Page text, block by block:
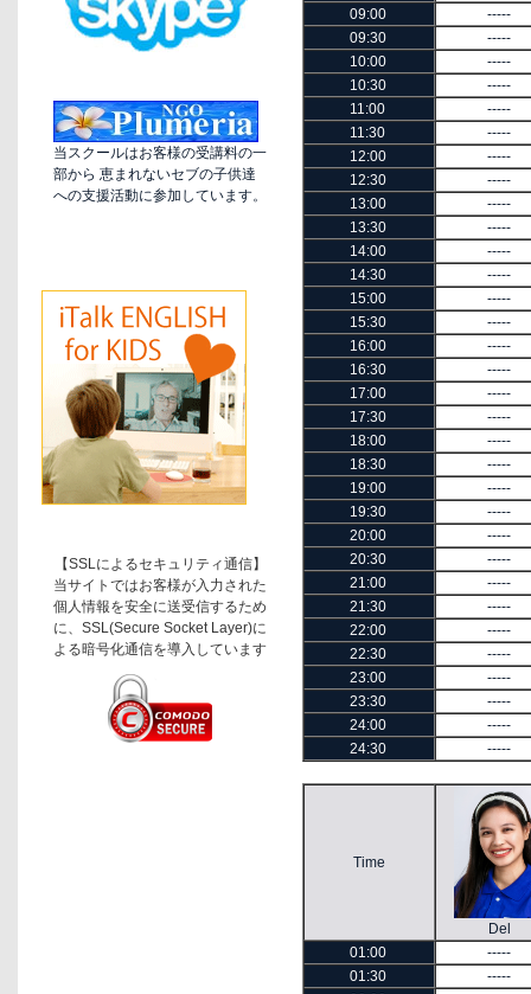
当スクールはお客様の受講料の一
部から 恵まれないセブの子供達
への支援活動に参加しています。
【SSLによるセキュリティ通信】
当サイトではお客様が入力された
個人情報を安全に送受信するため
に、SSL(Secure Socket Layer)に
よる暗号化通信を導入しています
09:00
-----
09:30
-----
10:00
-----
10:30
-----
11:00
-----
11:30
-----
12:00
-----
12:30
-----
13:00
-----
13:30
-----
14:00
-----
14:30
-----
15:00
-----
15:30
-----
16:00
-----
16:30
-----
17:00
-----
17:30
-----
18:00
-----
18:30
-----
19:00
-----
19:30
-----
20:00
-----
20:30
-----
21:00
-----
21:30
-----
22:00
-----
22:30
-----
23:00
-----
23:30
-----
24:00
-----
24:30
-----
Time
Del
01:00
-----
01:30
-----